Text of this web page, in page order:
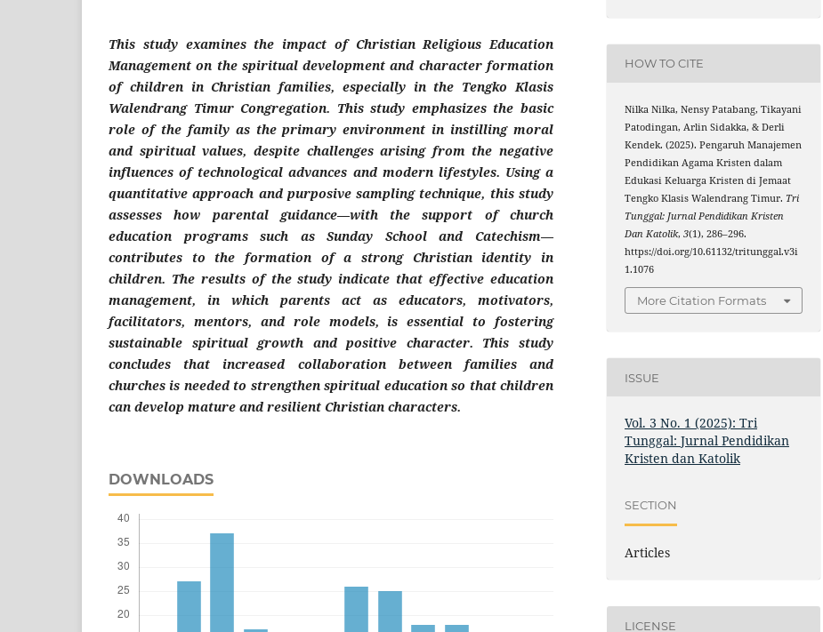
This study examines the impact of Christian Religious Education
Management on the spiritual development and character formation
of children in Christian families, especially in the Tengko Klasis
Walendrang Timur Congregation. This study emphasizes the basic
role of the family as the primary environment in instilling moral
and spiritual values, despite challenges arising from the negative
influences of technological advances and modern lifestyles. Using a
quantitative approach and purposive sampling technique, this study
assesses how parental guidance—with the support of church
education programs such as Sunday School and Catechism—
contributes to the formation of a strong Christian identity in
children. The results of the study indicate that effective education
management, in which parents act as educators, motivators,
facilitators, mentors, and role models, is essential to fostering
sustainable spiritual growth and positive character. This study
concludes that increased collaboration between families and
churches is needed to strengthen spiritual education so that children
can develop mature and resilient Christian characters.
DOWNLOADS
HOW TO CITE
Nilka Nilka, Nensy Patabang, Tikayani
Patodingan, Arlin Sidakka, & Derli
Kendek. (2025). Pengaruh Manajemen
Pendidikan Agama Kristen dalam
Edukasi Keluarga Kristen di Jemaat
Tengko Klasis Walendrang Timur. Tri
Tunggal: Jurnal Pendidikan Kristen
Dan Katolik,3(1), 286–296.
https://doi.org/10.61132/tritunggal.v3i
1.1076
More Citation Formats
ISSUE
Vol. 3 No. 1 (2025): Tri
Tunggal: Jurnal Pendidikan
Kristen dan Katolik
SECTION
Articles
LICENSE